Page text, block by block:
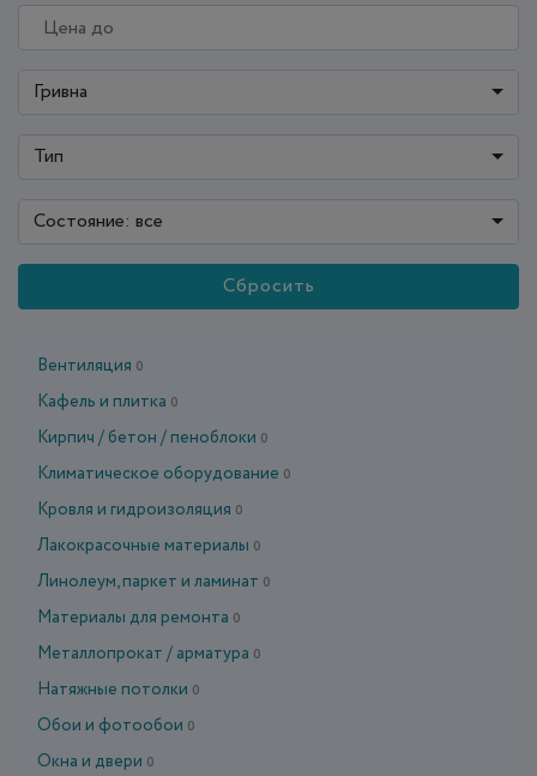
Гривна
Тип
Состояние: все
Сбросить
Вентиляция 0
Кафель и плитка 0
Кирпич / бетон / пеноблоки 0
Климатическое оборудование 0
Кровля и гидроизоляция 0
Лакокрасочные материалы 0
Линолеум, паркет и ламинат 0
Материалы для ремонта 0
Металлопрокат / арматура 0
Натяжные потолки 0
Обои и фотообои 0
Окна и двери 0